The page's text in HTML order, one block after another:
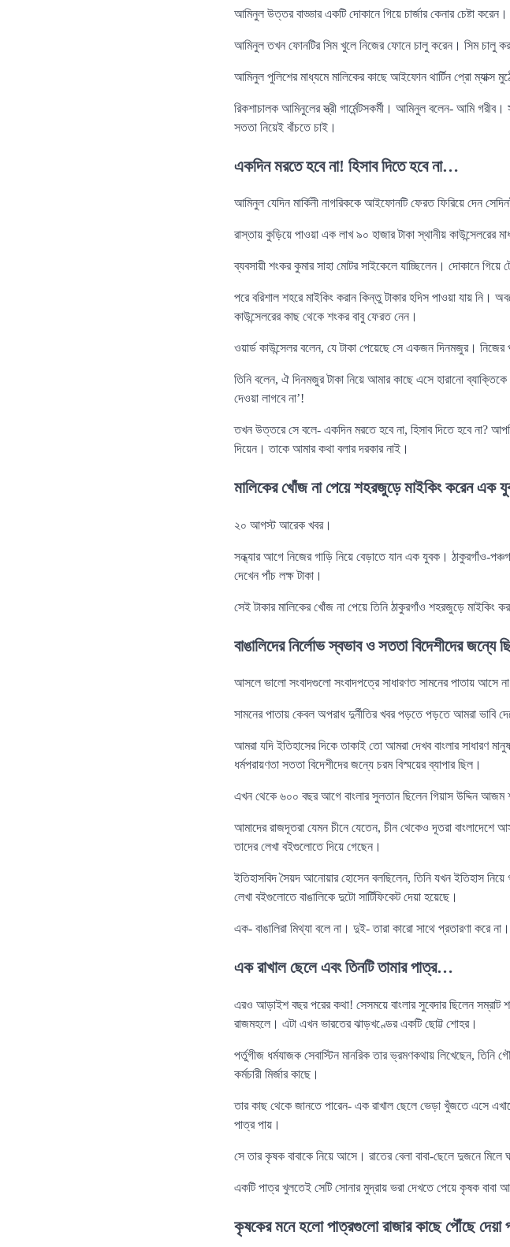
আমিনুল উত্তর বাড্ডার একটি দোকানে গিয়ে চার্জার কেনার চেষ্টা
আমিনুল তখন ফোনটির সিম খুলে নিজের ফোনে চালু করেন। সিম চালু
আমিনুল পুলিশের মাধ্যমে মালিকের কাছে আইফোন থার্টিন প্রো ম্যাক্স
রিকশাচালক আমিনুলের স্ত্রী গার্মেন্টসকর্মী। আমিনুল বলেন- আমি
সততা নিয়েই বাঁচতে চাই।
একদিন মরতে হবে না! হিসাব দিতে হবে না…
আমিনুল যেদিন মার্কিনী নাগরিককে আইফোনটি ফেরত ফিরিয়ে দেন
রাস্তায় কুড়িয়ে পাওয়া এক লাখ ৯০ হাজার টাকা স্থানীয়
ব্যবসায়ী শংকর কুমার সাহা মোটর সাইকেলে যাচ্ছিলেন। দোকানে গিয়ে
পরে বরিশাল শহরে মাইকিং করান কিন্তু টাকার হদিস পাওয়া যায় নি।
কাউন্সেলরের কাছ থেকে শংকর বাবু ফেরত নেন।
ওয়ার্ড কাউন্সেলর বলেন, যে টাকা পেয়েছে সে একজন দিনমজুর। নিজের
তিনি বলেন, ঐ দিনমজুর টাকা নিয়ে আমার কাছে এসে হারানো
দেওয়া লাগবে না’!
তখন উত্তরে সে বলে- একদিন মরতে হবে না, হিসাব দিতে হবে না?
দিয়েন। তাকে আমার কথা বলার দরকার নাই।
মালিকের খোঁজ না পেয়ে শহরজুড়ে মাইকিং করেন এক
২০ আগস্ট আরেক খবর।
সন্ধ্যার আগে নিজের গাড়ি নিয়ে বেড়াতে যান এক যুবক। ঠাকুরগাঁও-
দেখেন পাঁচ লক্ষ টাকা।
সেই টাকার মালিকের খোঁজ না পেয়ে তিনি ঠাকুরগাঁও শহরজুড়ে মাইকিং
বাঙালিদের নির্লোভ স্বভাব ও সততা বিদেশীদের জন্যে
আসলে ভালো সংবাদগুলো সংবাদপত্রে সাধারণত সামনের পাতায় আসে
সামনের পাতায় কেবল অপরাধ দুর্নীতির খবর পড়তে পড়তে আমরা ভাবি
আমরা যদি ইতিহাসের দিকে তাকাই তো আমরা দেখব বাংলার সাধারণ
ধর্মপরায়ণতা সততা বিদেশীদের জন্যে চরম বিস্ময়ের ব্যাপার ছিল।
এখন থেকে ৬০০ বছর আগে বাংলার সুলতান ছিলেন গিয়াস উদ্দিন আজম
আমাদের রাজদূতরা যেমন চীনে যেতেন, চীন থেকেও দূতরা বাংলাদেশে
তাদের লেখা বইগুলোতে দিয়ে গেছেন।
ইতিহাসবিদ সৈয়দ আনোয়ার হোসেন বলছিলেন, তিনি যখন ইতিহাস নিয়ে
লেখা বইগুলোতে বাঙালিকে দুটো সার্টিফিকেট দেয়া হয়েছে।
এক- বাঙালিরা মিথ্যা বলে না। দুই- তারা কারো সাথে প্রতারণা করে না।
এক রাখাল ছেলে এবং তিনটি তামার পাত্র…
এরও আড়াইশ বছর পরের কথা! সেসময়ে বাংলার সুবেদার ছিলেন সম্রাট
রাজমহলে। এটা এখন ভারতের ঝাড়খণ্ডের একটি ছোট্ট শোহর।
পর্তুগীজ ধর্মযাজক সেবাস্টিন মানরিক তার ভ্রমণকথায় লিখেছেন,
কর্মচারী মির্জার কাছে।
তার কাছ থেকে জানতে পারেন- এক রাখাল ছেলে ভেড়া খুঁজতে এসে
পাত্র পায়।
সে তার কৃষক বাবাকে নিয়ে আসে। রাতের বেলা বাবা-ছেলে দুজনে মিলে
একটি পাত্র খুলতেই সেটি সোনার মুদ্রায় ভরা দেখতে পেয়ে কৃষক বাবা
কৃষকের মনে হলো পাত্রগুলো রাজার কাছে পৌঁছে